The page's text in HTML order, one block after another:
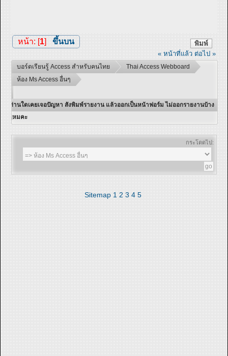
พิมพ์
หน้า: [1] ขึ้นบน
« หน้าที่แล้ว ต่อไป »
บอร์ดเรียนรู้ Access สำหรับคนไทย
Thai Access Webboard
ห้อง Ms Access อื่นๆ
ท่านใดเคยเจอปัญหา สังพิมพ์รายงาน แล้วออกเป็นหน้าฟอร์ม ไม่ออกรายงานบ้าง
ไหมคะ
กระโดดไป:
Sitemap 1 2 3 4 5